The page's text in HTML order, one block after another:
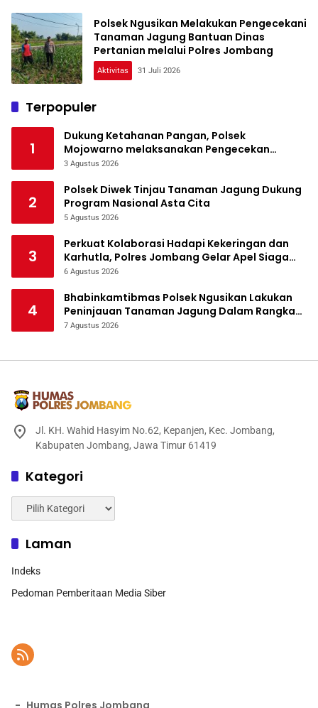
Polsek Ngusikan Melakukan Pengecekani
Tanaman Jagung Bantuan Dinas
Pertanian melalui Polres Jombang
Aktivitas 31 Juli 2026
Terpopuler
1
Dukung Ketahanan Pangan, Polsek
Mojowarno melaksanakan Pengecekan
Tanaman Jagung
3 Agustus 2026
2
Polsek Diwek Tinjau Tanaman Jagung Dukung
Program Nasional Asta Cita
5 Agustus 2026
3
Perkuat Kolaborasi Hadapi Kekeringan dan
Karhutla, Polres Jombang Gelar Apel Siaga
Bencana
6 Agustus 2026
4
Bhabinkamtibmas Polsek Ngusikan Lakukan
Peninjauan Tanaman Jagung Dalam Rangka
Mendukung Ketahanan Pangan
7 Agustus 2026
Jl. KH. Wahid Hasyim No.62, Kepanjen, Kec. Jombang,
Kabupaten Jombang, Jawa Timur 61419
Kategori
Kategori
Laman
Indeks
Pedoman Pemberitaan Media Siber